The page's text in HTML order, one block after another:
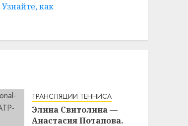
Узнайте, как
ТРАНСЛЯЦИИ ТЕННИСА
Элина Свитолина —
Анастасия Потапова.